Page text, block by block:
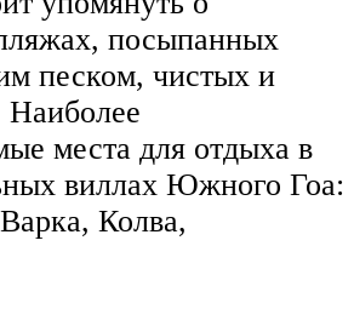
посыпанных
песком, чистых и
места для отдыха в
виллах Южного Гоа:
Колва,